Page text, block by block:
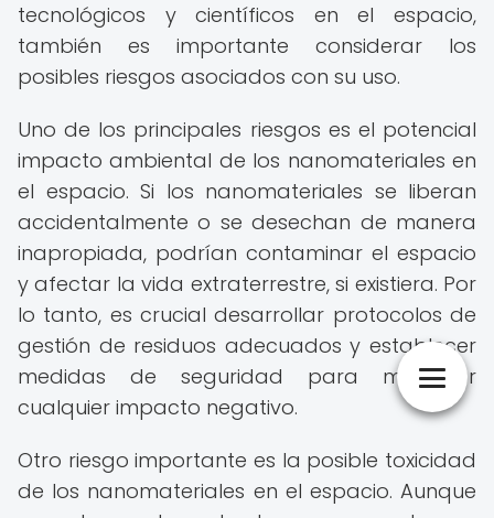
tecnológicos y científicos en el espacio,
también es importante considerar los
posibles riesgos asociados con su uso.
Uno de los principales riesgos es el potencial
impacto ambiental de los nanomateriales en
el espacio. Si los nanomateriales se liberan
accidentalmente o se desechan de manera
inapropiada, podrían contaminar el espacio
y afectar la vida extraterrestre, si existiera. Por
lo tanto, es crucial desarrollar protocolos de
gestión de residuos adecuados y establecer
medidas de seguridad para minimizar
cualquier impacto negativo.
Otro riesgo importante es la posible toxicidad
de los nanomateriales en el espacio. Aunque